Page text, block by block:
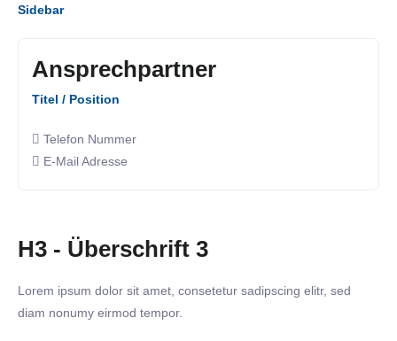
Sidebar
Ansprechpartner
Titel / Position
Telefon Nummer
E-Mail Adresse
H3 - Überschrift 3
Lorem ipsum dolor sit amet, consetetur sadipscing elitr, sed
diam nonumy eirmod tempor.